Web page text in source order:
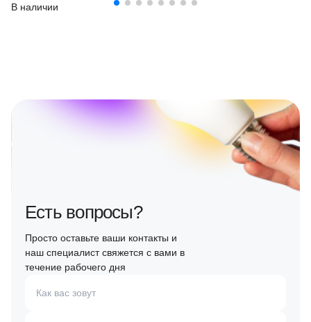
В наличии
Есть вопросы?
Просто оставьте ваши контакты и
наш специалист свяжется с вами в
течение рабочего дня
Как вас зовут